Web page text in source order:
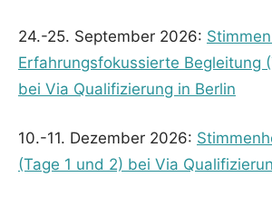
24.-25. September 2026:
Erfahrungsfokussierte Begleitung
bei Via Qualifizierung in Berlin
10.-11. Dezember 2026:
(Tage 1 und 2) bei Via